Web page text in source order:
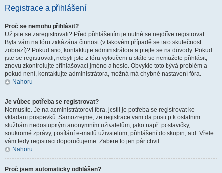
Registrace a přihlášení
Proč se nemohu přihlásit?
Už jste se zaregistrovali? Před přihlášením je nutné se nejdříve registrovat.
Byla vám na fóru zakázána činnost (v takovém případě se tato skutečnost
zobrazí)? Pokud ano, kontaktujte administrátora a ptejte se na důvody. Pokud
jste se registrovali, nebyli jste z fóra vyloučeni a stále se nemůžete přihlásit,
znovu zkontrolujte přihlašovací jméno a heslo. Obvykle toto bývá problém a
pokud není, kontaktujte administrátora, možná má chybné nastavení fóra.
Nahoru
Je vůbec potřeba se registrovat?
Nemusíte. Je na administrátorovi fóra, jestli je potřeba se registrovat ke
vkládání příspěvků. Samozřejmě, že registrace vám dá přístup k ostatním
službám nedostupným anonymním uživatelům, jako např. postavičky,
soukromé zprávy, posílání e-mailů uživatelům, přihlášení do skupin, atd. Vřele
vám tedy registraci doporučujeme. Zabere to jen pár chvil.
Nahoru
Proč jsem automaticky odhlášen?